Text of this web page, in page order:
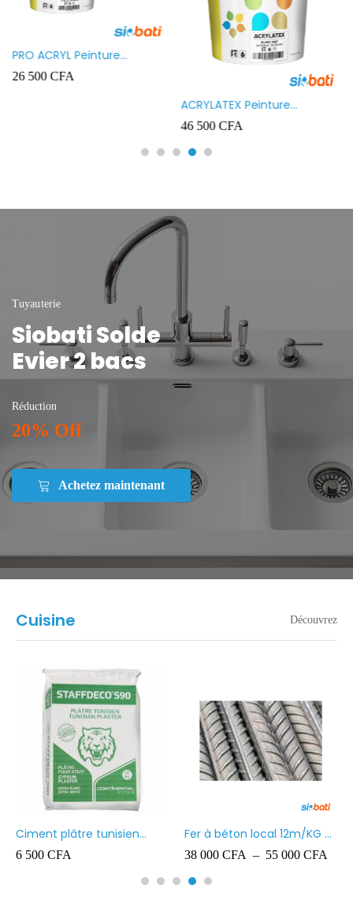
GELATEX PRO Peinture
acrylique mate pour
intérieur / extérieur 23kg
16 500CFA
Tuyauterie
Siobati Solde
Evier 2 bacs
Réduction
20% Off
Achetez maintenant
Cuisine Découvrez
Ciment Sococim CEM II B
32.5 R
69 500CFA
Fer à Béton importé Fe500
– Livraison à Dakar
Quantité minimale : 2,5
tonnes Livraison à Thiès et
53 000CFA – 55 500CFA